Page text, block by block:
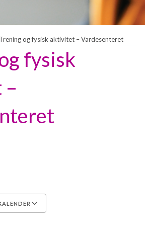
Trening og fysisk aktivitet – Vardesenteret
fysisk